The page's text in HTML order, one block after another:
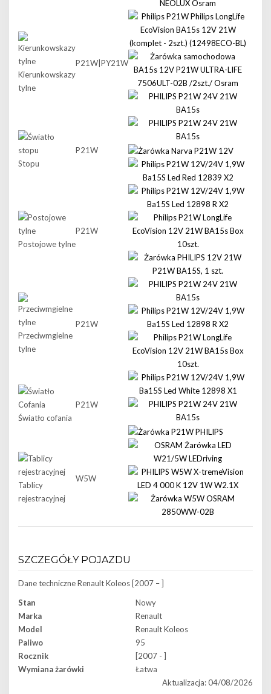
Kierunkowskazy
tylne
P21W|PY21W
Stopu
P21W
Postojowe tylne
P21W
Przeciwmgielne
tylne
P21W
Światło cofania
P21W
Tablicy
rejestracyjnej
W5W
SZCZEGÓŁY POJAZDU
Dane techniczneRenault Koleos [2007 – ]
Stan
Nowy
Marka
Renault
Model
Renault Koleos
Paliwo
95
Rocznik
[2007 - ]
Wymiana żarówki
Łatwa
Aktualizacja: 04/08/2026